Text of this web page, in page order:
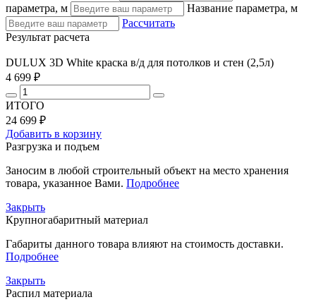
параметра, м
Название параметра, м
Рассчитать
Результат расчета
DULUX 3D White краска в/д для потолков и стен (2,5л)
4 699 ₽
ИТОГО
24 699 ₽
Добавить в корзину
Разгрузка и подъем
Заносим в любой строительный объект на место хранения
товара, указанное Вами. Подробнее
Закрыть
Крупногабаритный материал
Габариты данного товара влияют на стоимость доставки.
Подробнее
Закрыть
Распил материала